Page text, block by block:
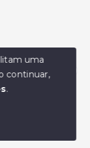
te ajudar.
SOUZA -
uma
continuar,
.